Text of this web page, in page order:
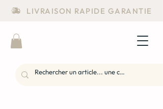
LIVRAISON RAPIDE GARANTIE